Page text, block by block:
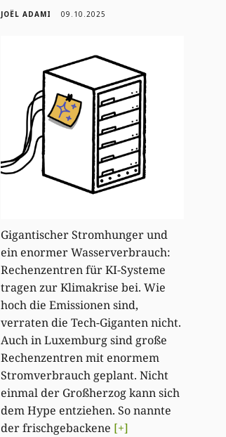
JOËL ADAMI 09.10.2025
Gigantischer Stromhunger und
ein enormer Wasserverbrauch:
Rechenzentren für KI-Systeme
tragen zur Klimakrise bei. Wie
hoch die Emissionen sind,
verraten die Tech-Giganten nicht.
Auch in Luxemburg sind große
Rechenzentren mit enormem
Stromverbrauch geplant. Nicht
einmal der Großherzog kann sich
dem Hype entziehen. So nannte
der frischgebackene [+]